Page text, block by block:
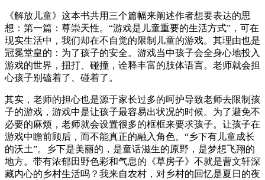
《解放儿童》这本书共用三个篇幅来阐述作者想要表达的思
想：第一篇：尊崇天性。“游戏是儿童重要的生活方式”，可在
现实生活中，我们却在不自觉的限制儿童的游戏。其理由也是
冠冕堂皇的：为了孩子的安全。游戏当中孩子会全身心地投入
游戏的世界，扭打、碰撞，诠释丰富的肢体语言。老师就会担
心孩子别磕着了、碰着了。
其实，老师的担心也是源于家长过多的呵护导致老师去限制孩
子的游戏，游戏中是让孩子最容易出状况的时候。为了避免不
必要的麻烦，老师就会设置很多的框框来要求孩子。让孩子在
游戏中瞻前顾后，而不能真正的融入角色。“乡下有儿童成长
的沃土”。乡下是美丽的，是童话滋生的原野，是梦想飞翔的
地方。带有浓郁田野色彩和气息的《草房子》不就是曹文轩深
藏内心的乡村生活吗？我来自农村，对乡村的回忆是夏日的夜